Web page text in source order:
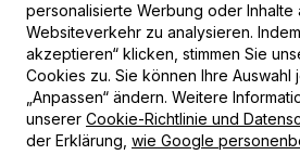
Moderne Teppiche
Vintage Teppiche
Shaggy Teppiche
Kinderteppiche
Zahlungsarten
personalisierte Werbung oder
Websiteverkehr zu analysieren.
akzeptieren“ klicken, stimmen Sie
Cookies zu. Sie können Ihre
„Anpassen“ ändern. Weitere
unserer Cookie-Richtlinie und
der Erklärung, wie Google